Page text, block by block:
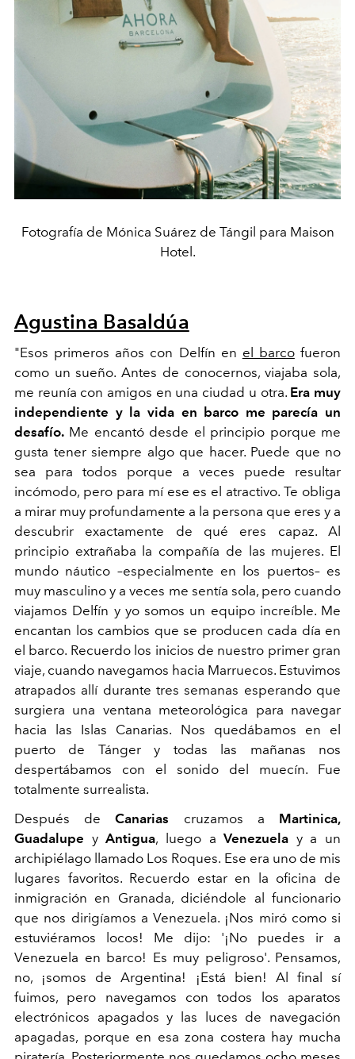
Fotografía de Mónica Suárez de Tángil para Maison
Hotel.
Agustina Basaldúa
"Esos primeros años con Delfín en el barcofueron
como un sueño. Antes de conocernos, viajaba sola,
me reunía con amigos en una ciudad u otra. Era muy
independiente y la vida en barco me parecía un
desafío. Me encantó desde el principio porque me
gusta tener siempre algo que hacer. Puede que no
sea para todos porque a veces puede resultar
incómodo, pero para mí ese es el atractivo. Te obliga
a mirar muy profundamente a la persona que eres y a
descubrir exactamente de qué eres capaz. Al
principio extrañaba la compañía de las mujeres. El
mundo náutico –especialmente en los puertos– es
muy masculino y a veces me sentía sola, pero cuando
viajamos Delfín y yo somos un equipo increíble. Me
encantan los cambios que se producen cada día en
el barco. Recuerdo los inicios de nuestro primer gran
viaje, cuando navegamos hacia Marruecos. Estuvimos
atrapados allí durante tres semanas esperando que
surgiera una ventana meteorológica para navegar
hacia las Islas Canarias. Nos quedábamos en el
puerto de Tánger y todas las mañanas nos
despertábamos con el sonido del muecín. Fue
totalmente surrealista.
Después de Canarias cruzamos a Martinica,
Guadalupe yAntigua, luego aVenezuela y a un
archipiélago llamado Los Roques. Ese era uno de mis
lugares favoritos. Recuerdo estar en la oficina de
inmigración en Granada, diciéndole al funcionario
que nos dirigíamos a Venezuela. ¡Nos miró como si
estuviéramos locos! Me dijo: '¡No puedes ir a
Venezuela en barco! Es muy peligroso'. Pensamos,
no, ¡somos de Argentina! ¡Está bien! Al final sí
fuimos, pero navegamos con todos los aparatos
electrónicos apagados y las luces de navegación
apagadas, porque en esa zona costera hay mucha